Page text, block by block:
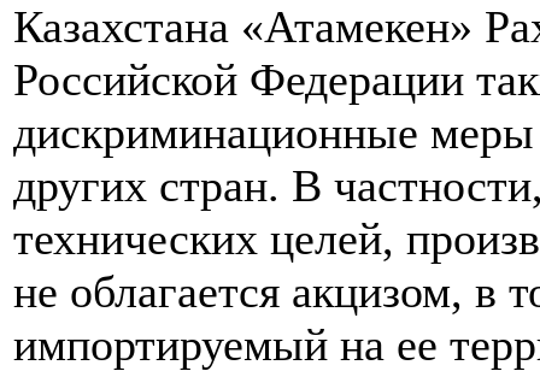
Казахстана «Атамекен»
Российской Федерации
дискриминационные
других стран. В
технических целей,
не облагается акцизом, в
импортируемый на ее